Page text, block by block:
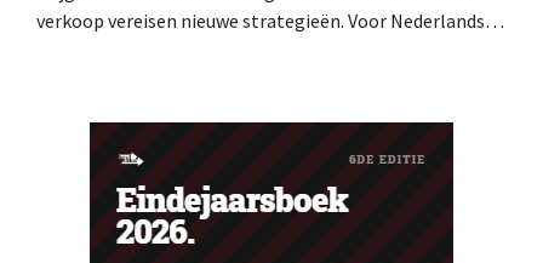
verkoop vereisen nieuwe strategieën. Voor Nederlandse
realiseren – met Kaufland Global...